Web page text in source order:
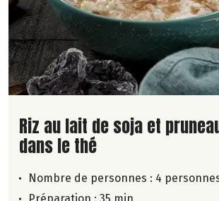
Lire la suite de la recette
Riz au lait de soja et
dans le thé
Nombre de personnes : 4
Préparation : 35 min